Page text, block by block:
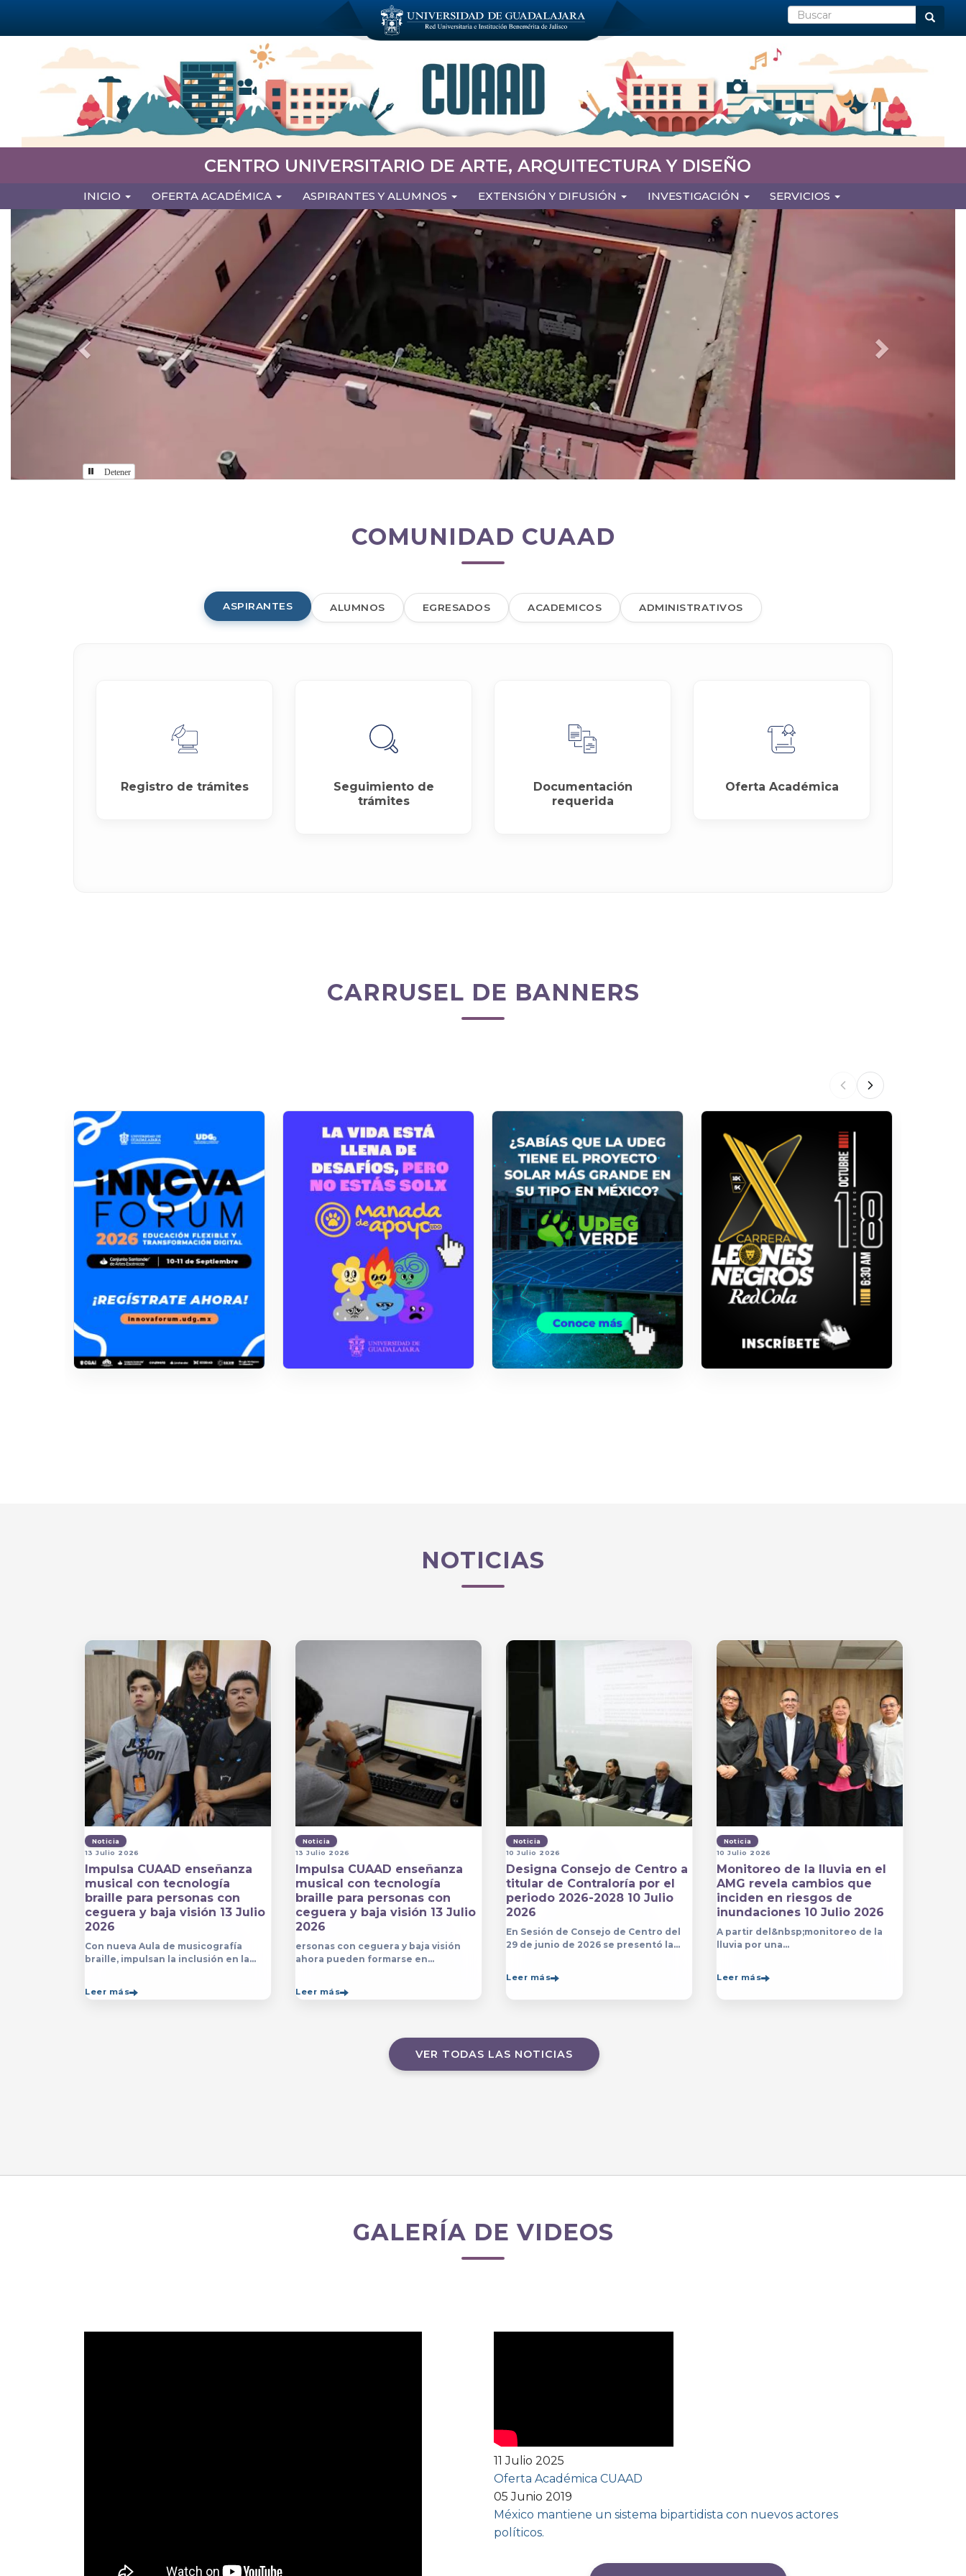
principal
Buscar Buscar
CENTRO UNIVERSITARIO DE ARTE, ARQUITECTURA Y DISEÑO
MAIN
NAVIGATION
INICIO OFERTA ACADÉMICA ASPIRANTES Y ALUMNOS EXTENSIÓN Y DIFUSIÓN INVESTIGACIÓN SERVICIOS
Previous Next
Detener
COMUNIDAD CUAAD
ASPIRANTES ALUMNOS EGRESADOS ACADEMICOS ADMINISTRATIVOS
Registro de trámites
Seguimiento de
trámites
Documentación
requerida
Oferta Académica
CARRUSEL DE BANNERS
NOTICIAS
Noticia
13 Julio 2026
Impulsa CUAAD enseñanza
musical con tecnología
braille para personas con
ceguera y baja visión 13 Julio
2026
Con nueva Aula de musicografía
braille, impulsan la inclusión en la
visual se formen con mayor
Leer más
Noticia
13 Julio 2026
Impulsa CUAAD enseñanza
musical con tecnología
braille para personas con
ceguera y baja visión 13 Julio
2026
ersonas con ceguera y baja visión
ahora pueden formarse en
imparten en el&nbsp;
Leer más
Noticia
10 Julio 2026
Designa Consejo de Centro a
titular de Contraloría por el
periodo 2026-2028 10 Julio
2026
En Sesión de Consejo de Centro del
29 de junio de 2026 se presentó la
Contraloría del Centro Universitario
Leer más
Noticia
10 Julio 2026
Monitoreo de la lluvia en el
AMG revela cambios que
inciden en riesgos de
inundaciones 10 Julio 2026
A partir del&nbsp;monitoreo de la
lluvia por una
(UdeG)&nbsp;han constatado que la
Leer más
VER TODAS LAS NOTICIAS
GALERÍA DE VIDEOS
11 Julio 2025
Oferta Académica CUAAD
05 Junio 2019
México mantiene un sistema bipartidista con nuevos actores
políticos.